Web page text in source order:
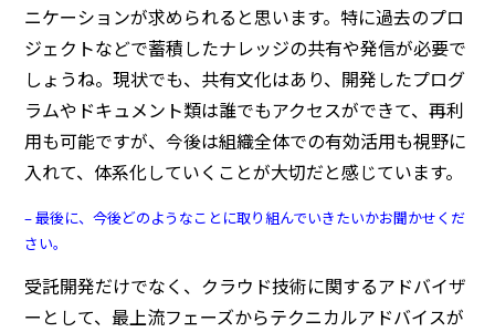
ニケーションが求められると思います。特に過去のプロ
ジェクトなどで蓄積したナレッジの共有や発信が必要で
しょうね。現状でも、共有文化はあり、開発したプログ
ラムやドキュメント類は誰でもアクセスができて、再利
用も可能ですが、今後は組織全体での有効活用も視野に
入れて、体系化していくことが大切だと感じています。
– 最後に、今後どのようなことに取り組んでいきたいかお聞かせくだ
さい。
受託開発だけでなく、クラウド技術に関するアドバイザ
ーとして、最上流フェーズからテクニカルアドバイスが